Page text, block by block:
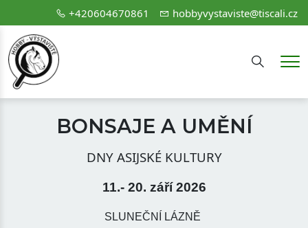
+420604670861 hobbyvystaviste@tiscali.cz
Hledání
BONSAJE A UMĚNÍ
DNY ASIJSKÉ KULTURY
11.- 20. září 2026
SLUNEČNÍ LÁZNĚ